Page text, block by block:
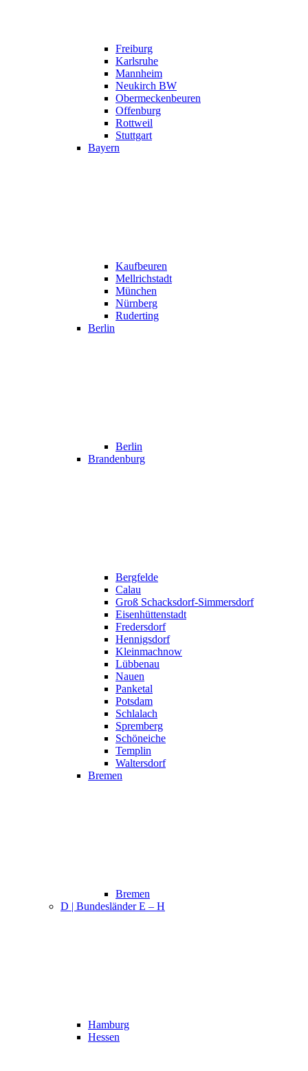
Freiburg
Karlsruhe
Mannheim
Neukirch BW
Obermeckenbeuren
Offenburg
Rottweil
Stuttgart
Bayern
Kaufbeuren
Mellrichstadt
München
Nürnberg
Ruderting
Berlin
Berlin
Brandenburg
Bergfelde
Calau
Groß Schacksdorf-Simmersdorf
Eisenhüttenstadt
Fredersdorf
Hennigsdorf
Kleinmachnow
Lübbenau
Nauen
Panketal
Potsdam
Schlalach
Spremberg
Schöneiche
Templin
Waltersdorf
Bremen
Bremen
D | Bundesländer E – H
Hamburg
Hessen